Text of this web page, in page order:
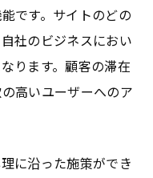
です。サイトのどの
社のビジネスにおい
ります。顧客の滞在
高いユーザーへのア
に沿った施策ができ